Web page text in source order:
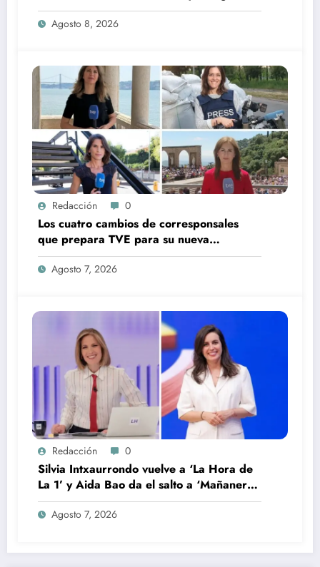
una verdad brutal
Agosto 8, 2026
Redacción 0
Los cuatro cambios de corresponsales
que prepara TVE para su nueva
temporada
Agosto 7, 2026
Redacción 0
Silvia Intxaurrondo vuelve a ‘La Hora de
La 1’ y Aida Bao da el salto a ‘Mañaneros
360’
Agosto 7, 2026